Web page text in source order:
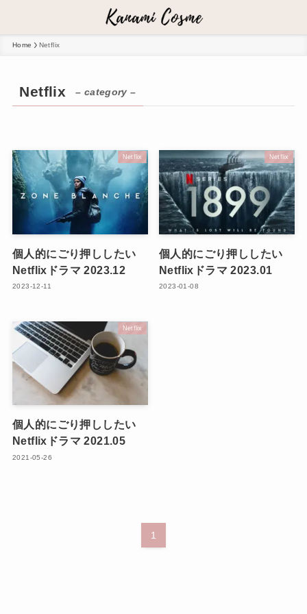
Home Netflix
Netflix – category –
Netflix
個人的にごり押ししたい
Netflixドラマ 2023.12
2023-12-11
Netflix
個人的にごり押ししたい
Netflixドラマ 2023.01
2023-01-08
Netflix
個人的にごり押ししたい
Netflixドラマ 2021.05
2021-05-26
1